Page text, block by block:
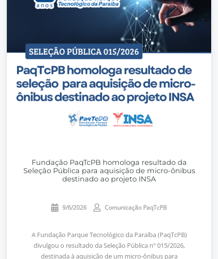
Fundação PaqTcPB homologa resultado da
Seleção Pública para aquisição de micro-ônibus
destinado ao projeto INSA
9/6/2026 Comunicação PaqTcPB
A Fundação Parque Tecnológico da Paraíba (PaqTcPB)
divulgou o resultado da Seleção Pública nº 015/2026,
destinada à aquisição de um micro-ônibus para